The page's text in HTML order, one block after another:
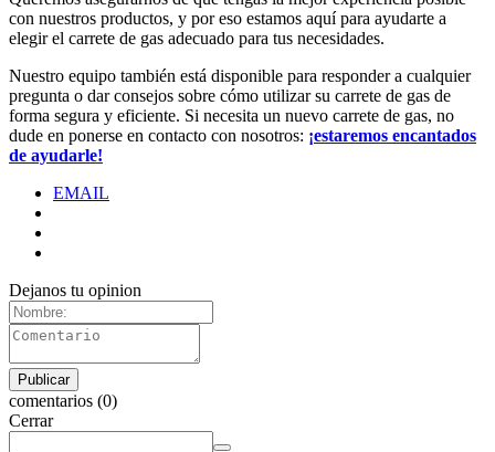
con nuestros productos, y por eso estamos aquí para ayudarte a
elegir el carrete de gas adecuado para tus necesidades.
Nuestro equipo también está disponible para responder a cualquier
pregunta o dar consejos sobre cómo utilizar su carrete de gas de
forma segura y eficiente. Si necesita un nuevo carrete de gas, no
dude en ponerse en contacto con nosotros: ¡estaremos encantados
de ayudarle!
EMAIL
Dejanos tu opinion
comentarios (0)
Cerrar